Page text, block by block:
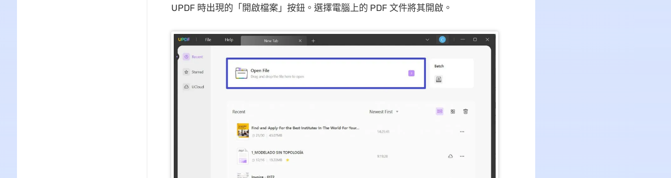
UPDF 時出現的「開啟檔案」按鈕。選擇電腦上的 PDF 文件將其開啟。